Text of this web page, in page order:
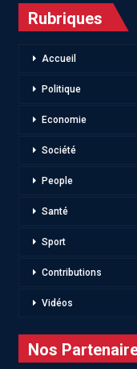
Rubriques
Accueil
Politique
Economie
Société
People
Santé
Sport
Contributions
Vidéos
Nos